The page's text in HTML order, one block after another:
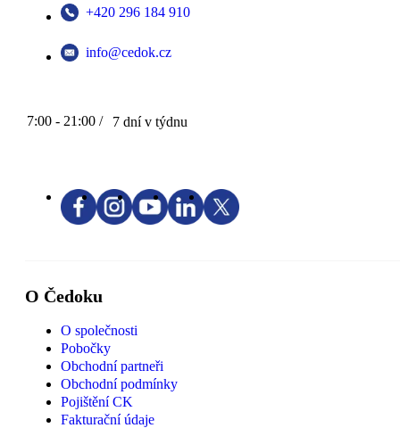
+420 296 184 910
info@cedok.cz
7:00 - 21:00 / 7 dní v týdnu
O Čedoku
O společnosti
Pobočky
Obchodní partneři
Obchodní podmínky
Pojištění CK
Fakturační údaje